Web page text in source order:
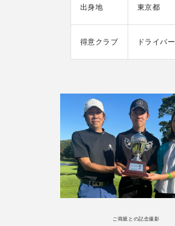
出身地 東京都
得意クラブ ドライバー
ご両親との記念撮影